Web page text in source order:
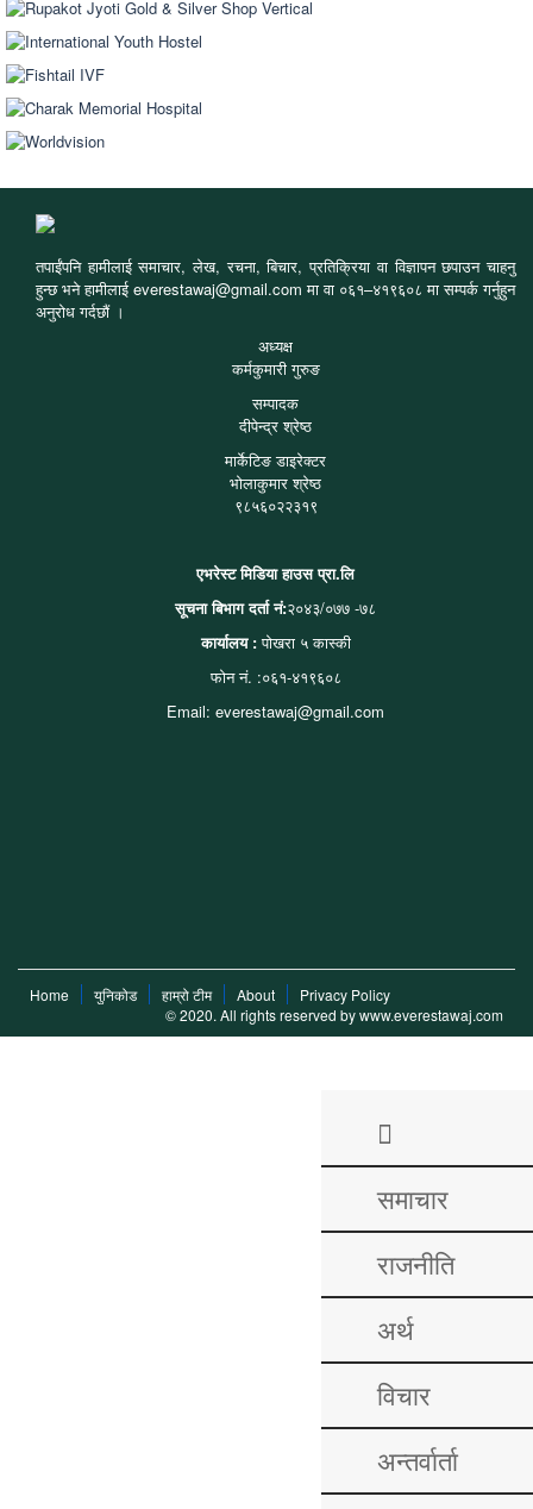
तपाईंपनि हामीलाई समाचार, लेख, रचना, बिचार, प्रतिक्रिया वा विज्ञापन छपाउन चाहनु
हुन्छ भने हामीलाई everestawaj@gmail.com मा वा ०६१–४१९६०८ मा सम्पर्क गर्नुहुन
अनुरोध गर्दछौं ।
अध्यक्ष
कर्मकुमारी गुरुङ
सम्पादक
दीपेन्द्र श्रेष्ठ
मार्केटिङ डाइरेक्टर
भोलाकुमार श्रेष्ठ
९८५६०२२३१९
एभरेस्ट मिडिया हाउस प्रा.लि
सूचना बिभाग दर्ता नं:२०४३/०७७ -७८
कार्यालय :पोखरा ५ कास्की
फोन नं. :०६१-४१९६०८
Email: everestawaj@gmail.com
Home युनिकोड हाम्रो टीम About
Privacy Policy
© 2020. All rights reserved by www.everestawaj.com
समाचार
राजनीति
अर्थ
विचार
अन्तर्वार्ता